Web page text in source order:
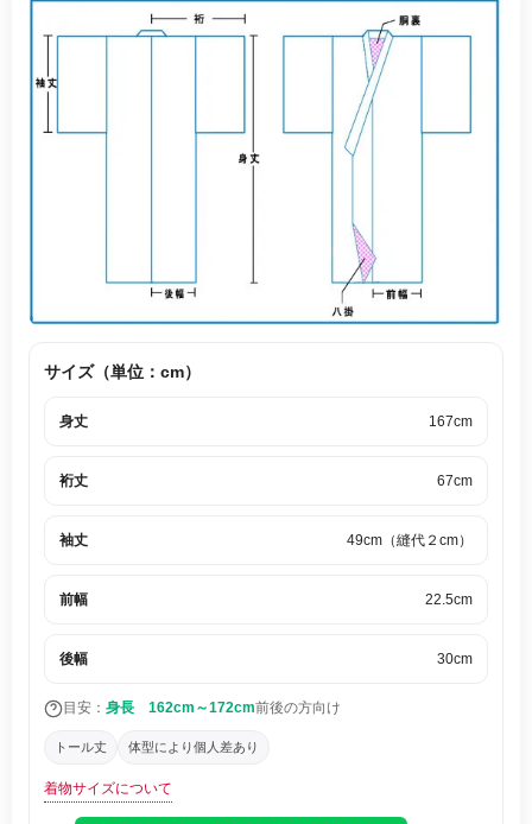
サイズ（単位：cm）
身丈 167cm
裄丈 67cm
袖丈 49cm（縫代２cm）
前幅 22.5cm
後幅 30cm
目安： 身長 162cm～172cm前後の方向け
トール丈 体型により個人差あり
着物サイズについて